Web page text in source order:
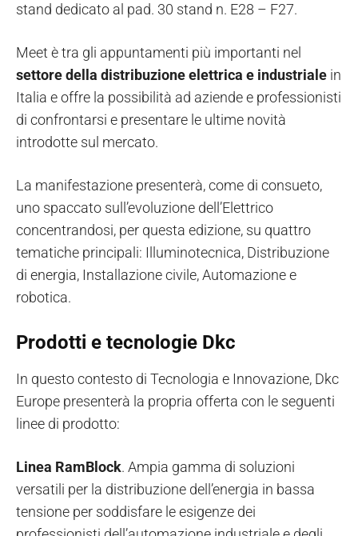
stand dedicato al pad. 30 stand n. E28 – F27.
Meet è tra gli appuntamenti più importanti nel
settore della distribuzione elettrica e industriale in
Italia e offre la possibilità ad aziende e professionisti
di confrontarsi e presentare le ultime novità
introdotte sul mercato.
La manifestazione presenterà, come di consueto,
uno spaccato sull’evoluzione dell’Elettrico
concentrandosi, per questa edizione, su quattro
tematiche principali: Illuminotecnica, Distribuzione
di energia, Installazione civile, Automazione e
robotica.
Prodotti e tecnologie Dkc
In questo contesto di Tecnologia e Innovazione, Dkc
Europe presenterà la propria offerta con le seguenti
linee di prodotto:
Linea RamBlock. Ampia gamma di soluzioni
versatili per la distribuzione dell’energia in bassa
tensione per soddisfare le esigenze dei